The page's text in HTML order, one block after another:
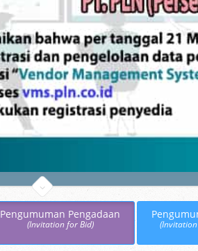
Pengumuman Pengadaan
(Invitation for Bid)